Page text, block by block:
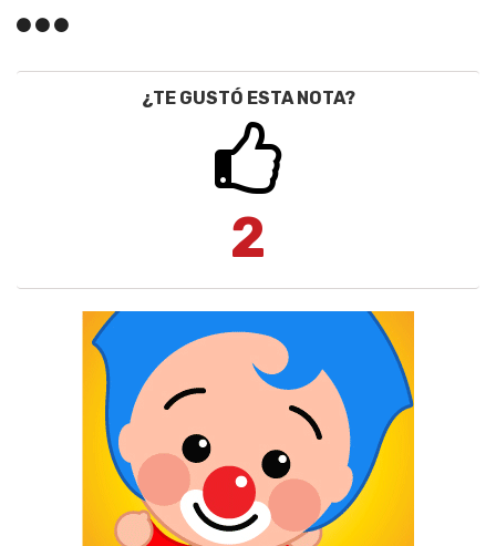
¿TE GUSTÓ ESTA NOTA?
2